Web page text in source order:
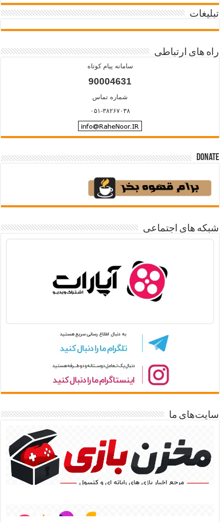
تبلیغات
راه های ارتباطی
سامانه پیام کوتاه
90004631
شماره تماس
۰۵۱-۳۸۲۶۷۰۳۸
Donate
شبکه های اجتماعی
سایت‌های ما